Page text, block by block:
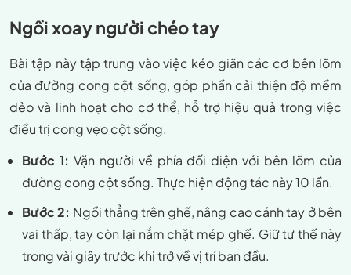
Ngồi xoay người chéo tay
Bài tập này tập trung vào việc kéo giãn các cơ bên lõm
của đường cong cột sống, góp phần cải thiện độ mềm
dẻo và linh hoạt cho cơ thể, hỗ trợ hiệu quả trong việc
điều trị cong vẹo cột sống.
Bước 1: Vặn người về phía đối diện với bên lõm của
đường cong cột sống. Thực hiện động tác này 10 lần.
Bước 2: Ngồi thẳng trên ghế, nâng cao cánh tay ở bên
vai thấp, tay còn lại nắm chặt mép ghế. Giữ tư thế này
trong vài giây trước khi trở về vị trí ban đầu.